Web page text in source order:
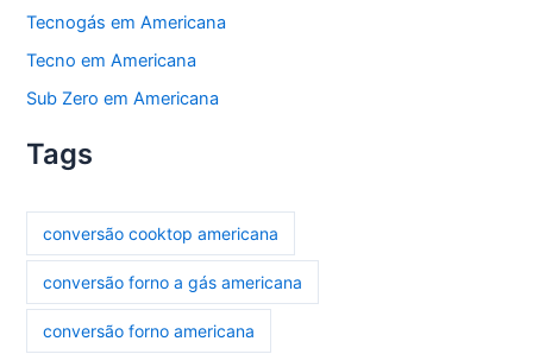
Tecnogás em Americana
Tecno em Americana
Sub Zero em Americana
Tags
conversão cooktop americana
conversão forno a gás americana
conversão forno americana